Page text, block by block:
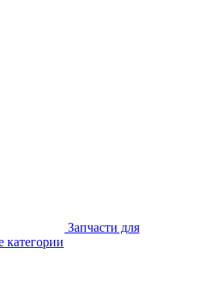
Запчасти для
категории